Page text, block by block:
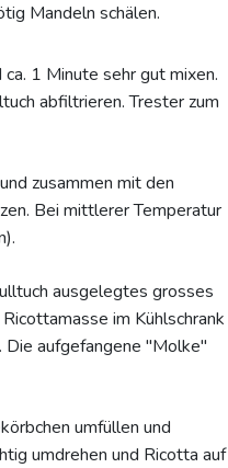
Mandeln schälen.
1 Minute sehr gut mixen.
abfiltrieren. Trester zum
zusammen mit den
Bei mittlerer Temperatur
ausgelegtes grosses
im Kühlschrank
Die aufgefangene "Molke"
umfüllen und
umdrehen und Ricotta auf